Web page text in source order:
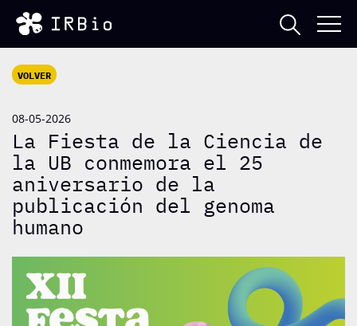
VOLVER
08-05-2026
La Fiesta de la Ciencia de
la UB conmemora el 25
aniversario de la
publicación del genoma
humano